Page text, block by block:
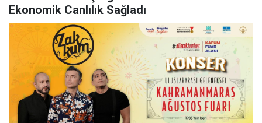
Ekonomik Canlılık Sağladı